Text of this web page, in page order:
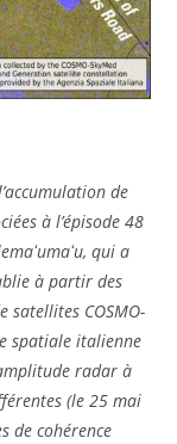
de
à l’épisode 48
qui a
à partir des
satellites COSMO-
spatiale italienne
radar à
(le 25 mai
de cohérence